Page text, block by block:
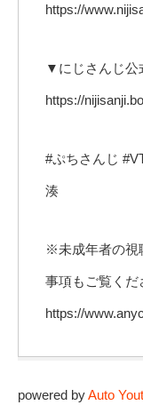
https://
▼にじさんじ公
https://
#ぷちさんじ
湊
※未成年者の視
事項もご覧くだ
https://
powered byAuto